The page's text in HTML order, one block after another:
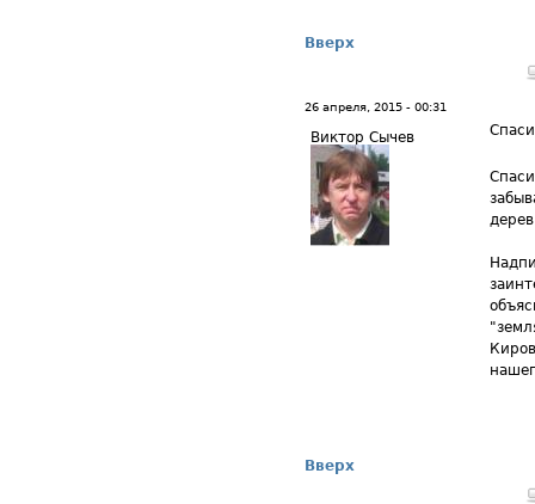
Вверх
26 апреля, 2015 - 00:31
Виктор Сычев
Вверх